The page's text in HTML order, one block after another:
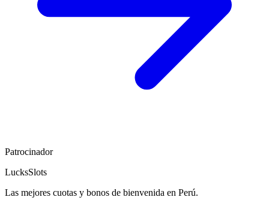
Patrocinador
LucksSlots
Las mejores cuotas y bonos de bienvenida en Perú.